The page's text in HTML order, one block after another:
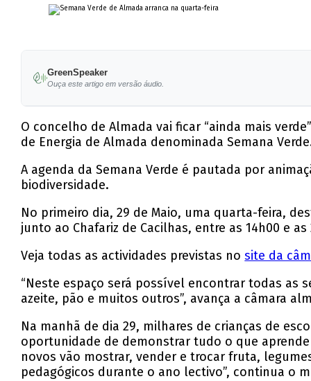
GreenSpeaker
Ouça este artigo em versão áudio.
O concelho de Almada vai ficar “ainda mais
de Energia de Almada denominada Semana
A agenda da Semana Verde é pautada por
biodiversidade.
No primeiro dia, 29 de Maio, uma quarta-feira,
junto ao Chafariz de Cacilhas, entre as 14h00 e
Veja todas as actividades previstas nosite da
“Neste espaço será possível encontrar todas as
azeite, pão e muitos outros”, avança a câmara
Na manhã de dia 29, milhares de crianças de
oportunidade de demonstrar tudo o que
novos vão mostrar, vender e trocar fruta,
pedagógicos durante o ano lectivo”, continua o